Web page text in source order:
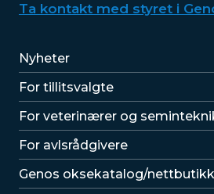
Ta kontakt med styret i
Lenker
Nyheter
For tillitsvalgte
For veterinærer og
For avlsrådgivere
Lenker
Genos oksekatalog/nettbutikk